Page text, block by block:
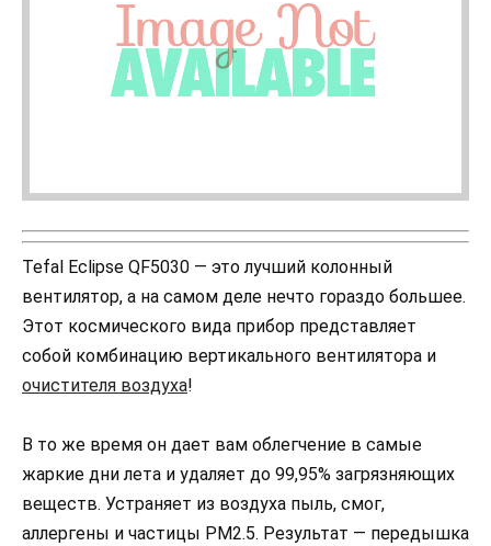
Tefal Eclipse QF5030 — это лучший колонный
вентилятор, а на самом деле нечто гораздо большее.
Этот космического вида прибор представляет
собой комбинацию вертикального вентилятора и
очистителя воздуха!
В то же время он дает вам облегчение в самые
жаркие дни лета и удаляет до 99,95% загрязняющих
веществ. Устраняет из воздуха пыль, смог,
аллергены и частицы PM2.5. Результат — передышка